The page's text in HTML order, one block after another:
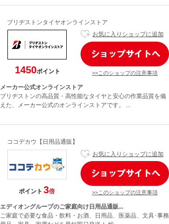
ブリヂストンタイヤオンラインストア
1450ポイント
お気に入りショップに追加
>>このショップの注意事項
メーカー公式オンラインストア
ブリヂストンの高品質・高性能なタイヤと安心の作業品質を備
えた、メーカー公式のオンラインストアです。 ...
ココデカウ【日用品通販】
ポイント 3倍
お気に入りショップに追加
>>このショップの注意事項
エディオングループのご家庭向け日用品通販...
ご家庭で必要な食品・飲料・お酒、日用品、医薬品、文具･事務